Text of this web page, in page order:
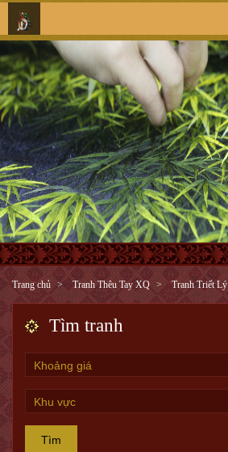
Trang chủ Tranh Thêu Tay XQ Tranh Triết Lý
Tìm tranh
Tìm